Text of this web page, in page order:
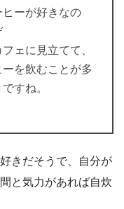
ーが好きなの
ェに見立てて、
を飲むことが多
すね。
きだそうで、自分が
と気力があれば自炊